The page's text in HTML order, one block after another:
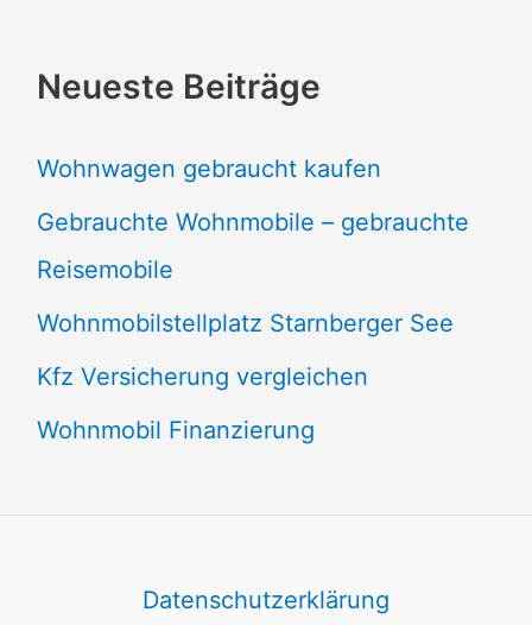
Neueste Beiträge
Wohnwagen gebraucht kaufen
Gebrauchte Wohnmobile – gebrauchte
Reisemobile
Wohnmobilstellplatz Starnberger See
Kfz Versicherung vergleichen
Wohnmobil Finanzierung
Datenschutzerklärung